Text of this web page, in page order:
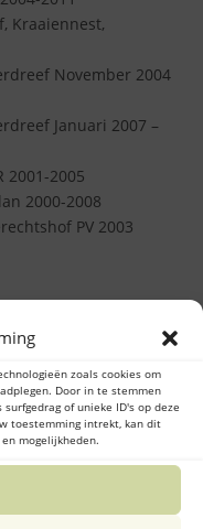
zoals cookies om
Door in te stemmen
of unieke ID's op deze
toestemming intrekt, kan dit
mogelijkheden.
Kraaiennest,
November 2004
Januari 2007 –
2001-2005
2000-2008
PV 2003
Gouden Leeuw
gebouw 1994-2003
2008